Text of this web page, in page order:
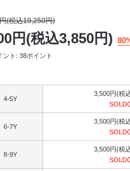
(税込19,250円)
円(税込3,850円)
ント: 38ポイント
4-5Y
3,500円(税
6-7Y
3,500円(税
8-9Y
3,500円(税